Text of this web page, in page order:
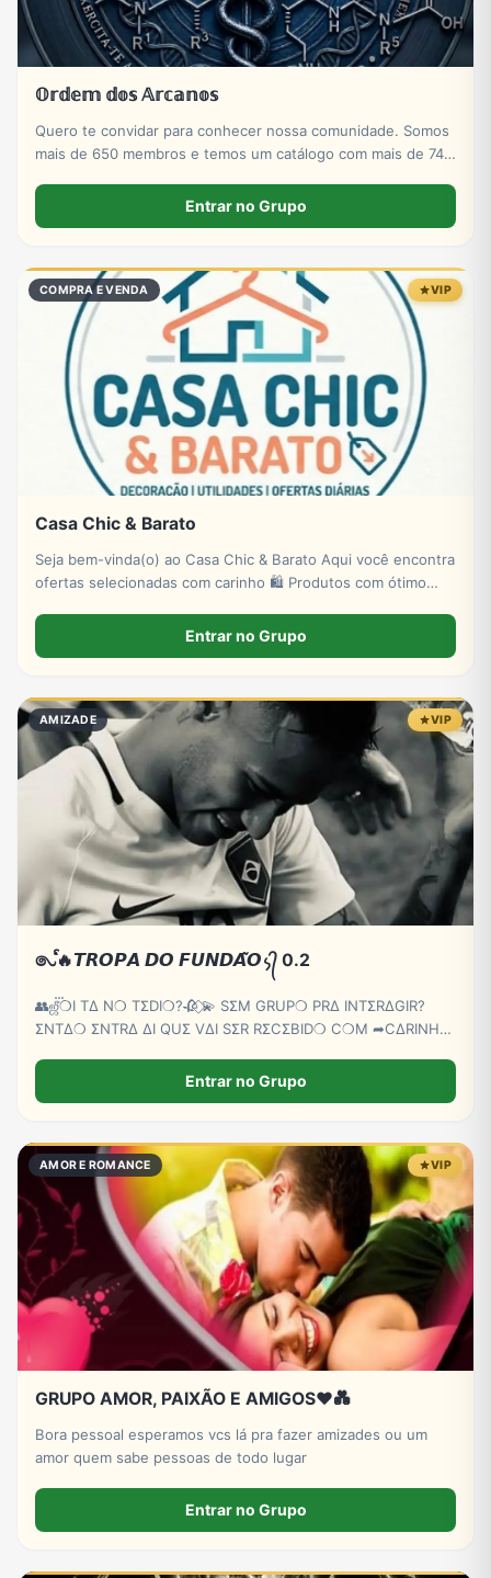
𝕆𝕣𝕕𝕖𝕞 𝕕𝕠𝕤 𝔸𝕣𝕔𝕒𝕟𝕠𝕤
Quero te convidar para conhecer nossa comunidade. Somos
mais de 650 membros e temos um catálogo com mais de 740
Entrar no Grupo
COMPRA E VENDA VIP
Casa Chic & Barato
Seja bem-vinda(o) ao Casa Chic & Barato Aqui você encontra
ofertas selecionadas com carinho 🛍️ Produtos com ótimo
Entrar no Grupo
AMIZADE VIP
𑇢ᩘ🔥𝙏𝙍𝙊𝙋𝘼 𝘿𝙊 𝙁𝙐𝙉𝘿𝘼̃𝙊᭨᭄ 0.2
👥ஜீ‌‌‌‌፝❍I TΔ N❍ TΣDI❍?🥀 ⃟💫 SΣM GRUP❍ PRΔ INTΣRΔGIR?
ΣNTΔ❍ ΣNTRΔ ΔI QUΣ VΔI SΣR RΣCΣBID❍ C❍M ➦C∆RINH❍
Entrar no Grupo
AMOR E ROMANCE VIP
GRUPO AMOR, PAIXÃO E AMIGOS♥️💑
Bora pessoal esperamos vcs lá pra fazer amizades ou um
amor quem sabe pessoas de todo lugar
Entrar no Grupo